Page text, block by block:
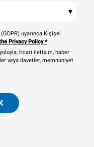
▾
uyarınca Kişisel
Privacy Policy*
ticari iletişim, haber
veya davetler, memnuniyet